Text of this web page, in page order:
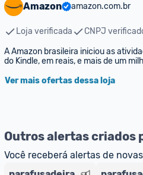
Amazon amazon.com.br
Loja verificada CNPJ
A Amazon brasileira iniciou as
do Kindle, em reais, e mais de um
Ver mais ofertas dessa loja
Outros alertas criados
Você receberá alertas de